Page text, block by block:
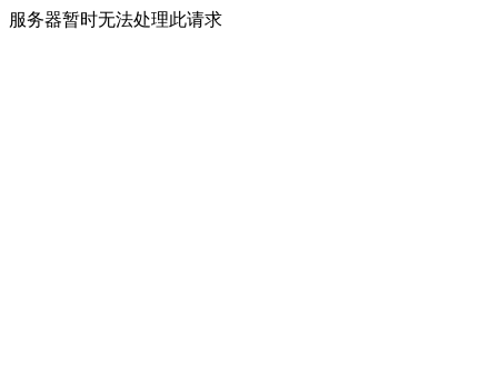
服务器暂时无法处理此请求